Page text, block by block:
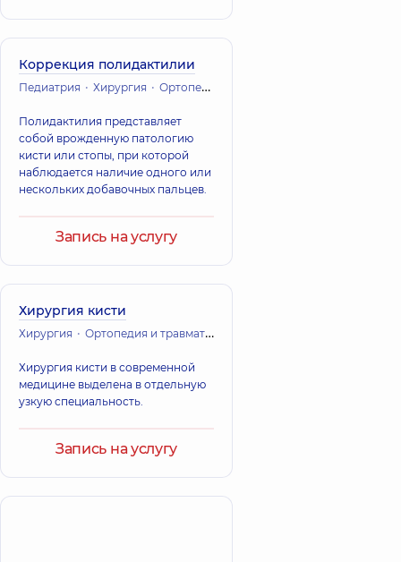
Коррекция полидактилии
Педиатрия Хирургия Ортопедия и травматология
Полидактилия представляет
собой врожденную патологию
кисти или стопы, при которой
наблюдается наличие одного или
нескольких добавочных пальцев.
Запись на услугу
Хирургия кисти
Хирургия Ортопедия и травматология
Хирургия кисти в современной
медицине выделена в отдельную
узкую специальность.
Запись на услугу